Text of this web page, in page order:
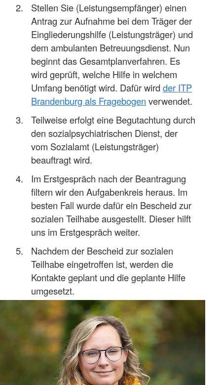
Stellen Sie (Leistungsempfänger) einen
Antrag zur Aufnahme bei dem Träger der
Eingliederungshilfe (Leistungsträger) und
dem ambulanten Betreuungsdienst. Nun
beginnt das Gesamtplanverfahren. Es
wird geprüft, welche Hilfe in welchem
Umfang benötigt wird. Dafür wirdder ITP
Brandenburg als Fragebogen verwendet.
Teilweise erfolgt eine Begutachtung durch
den sozialpsychiatrischen Dienst, der
vom Sozialamt (Leistungsträger)
beauftragt wird.
Im Erstgespräch nach der Beantragung
filtern wir den Aufgabenkreis heraus. Im
besten Fall wurde dafür ein Bescheid zur
sozialen Teilhabe ausgestellt. Dieser hilft
uns im Erstgespräch weiter.
Nachdem der Bescheid zur sozialen
Teilhabe eingetroffen ist, werden die
Kontakte geplant und die geplante Hilfe
umgesetzt.